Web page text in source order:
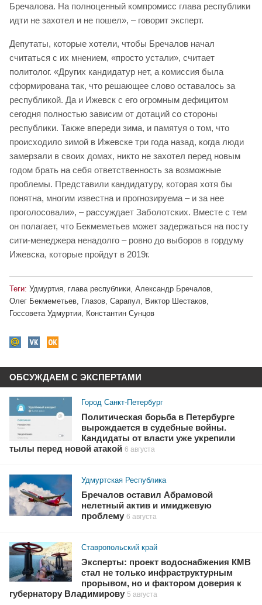
Бречалова. На полноценный компромисс глава республики
идти не захотел и не пошел», – говорит эксперт.
Депутаты, которые хотели, чтобы Бречалов начал
считаться с их мнением, «просто устали», считает
политолог. «Других кандидатур нет, а комиссия была
сформирована так, что решающее слово оставалось за
республикой. Да и Ижевск с его огромным дефицитом
сегодня полностью зависим от дотаций со стороны
республики. Также впереди зима, и памятуя о том, что
происходило зимой в Ижевске три года назад, когда люди
замерзали в своих домах, никто не захотел перед новым
годом брать на себя ответственность за возможные
проблемы. Представили кандидатуру, которая хотя бы
понятна, многим известна и прогнозируема – и за нее
проголосовали», – рассуждает Заболотских. Вместе с тем
он полагает, что Бекмеметьев может задержаться на посту
сити-менеджера ненадолго – ровно до выборов в гордуму
Ижевска, которые пройдут в 2019г.
Теги: Удмуртия, глава республики, Александр Бречалов,
Олег Бекмеметьев, Глазов, Сарапул, Виктор Шестаков,
Госсовета Удмуртии, Константин Сунцов
ОБСУЖДАЕМ С ЭКСПЕРТАМИ
Город Санкт-Петербург
Политическая борьба в Петербурге
вырождается в судебные войны.
Кандидаты от власти уже укрепили
тылы перед новой атакой 6 августа
Удмуртская Республика
Бречалов оставил Абрамовой
нелетный актив и имиджевую
проблему 6 августа
Ставропольский край
Эксперты: проект водоснабжения КМВ
стал не только инфраструктурным
прорывом, но и фактором доверия к
губернатору Владимирову 5 августа